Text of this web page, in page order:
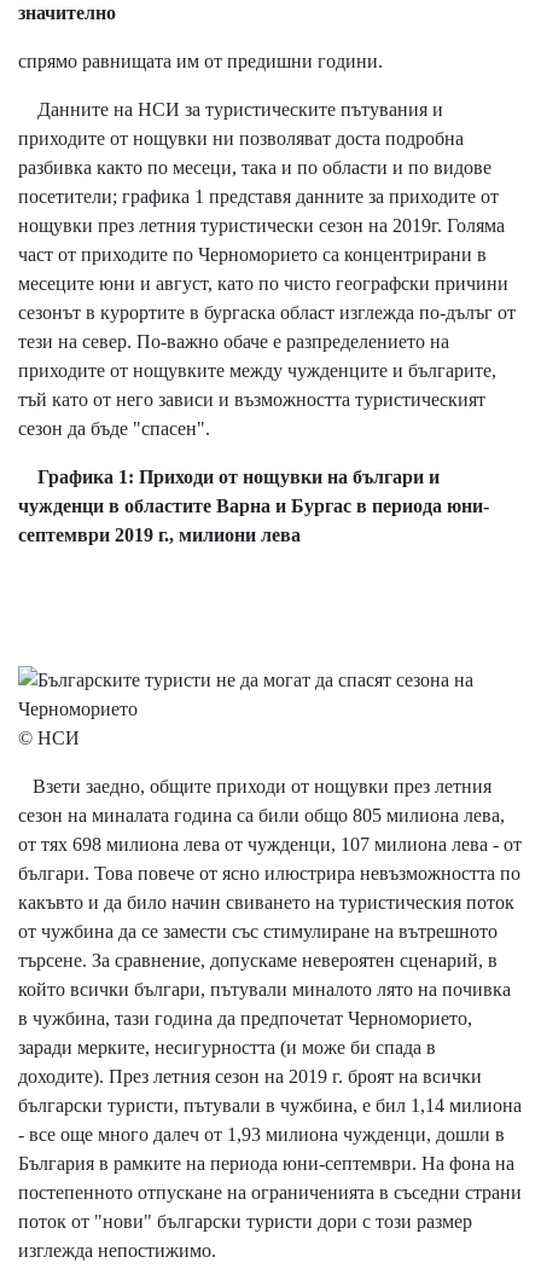
значително
спрямо равнищата им от предишни години.
Данните на НСИ за туристическите пътувания и
приходите от нощувки ни позволяват доста подробна
разбивка както по месеци, така и по области и по видове
посетители; графика 1 представя данните за приходите от
нощувки през летния туристически сезон на 2019г. Голяма
част от приходите по Черноморието са концентрирани в
месеците юни и август, като по чисто географски причини
сезонът в курортите в бургаска област изглежда по-дълъг от
тези на север. По-важно обаче е разпределението на
приходите от нощувките между чужденците и българите,
тъй като от него зависи и възможността туристическият
сезон да бъде "спасен".
Графика 1: Приходи от нощувки на българи и
чужденци в областите Варна и Бургас в периода юни-
септември 2019 г., милиони лева
© НСИ
Взети заедно, общите приходи от нощувки през летния
сезон на миналата година са били общо 805 милиона лева,
от тях 698 милиона лева от чужденци, 107 милиона лева - от
българи. Това повече от ясно илюстрира невъзможността по
какъвто и да било начин свиването на туристическия поток
от чужбина да се замести със стимулиране на вътрешното
търсене. За сравнение, допускаме невероятен сценарий, в
който всички българи, пътували миналото лято на почивка
в чужбина, тази година да предпочетат Черноморието,
заради мерките, несигурността (и може би спада в
доходите). През летния сезон на 2019 г. броят на всички
български туристи, пътували в чужбина, е бил 1,14 милиона
- все още много далеч от 1,93 милиона чужденци, дошли в
България в рамките на периода юни-септември. На фона на
постепенното отпускане на ограниченията в съседни страни
поток от "нови" български туристи дори с този размер
изглежда непостижимо.